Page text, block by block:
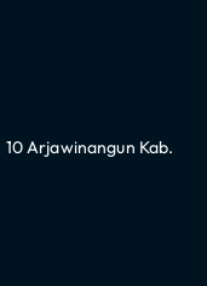
Arjawinangun Kab.